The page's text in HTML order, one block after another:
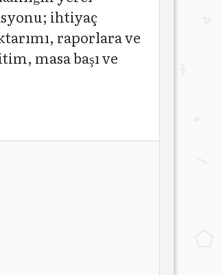
ihtiyaç
raporlara ve
masa başı ve